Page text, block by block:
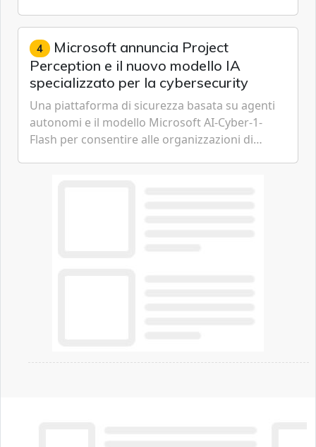
Cybersecurity.
4 Microsoft annuncia Project
Perception e il nuovo modello IA
specializzato per la cybersecurity
Una piattaforma di sicurezza basata su agenti
autonomi e il modello Microsoft AI-Cyber-1-
Flash per consentire alle organizzazioni di